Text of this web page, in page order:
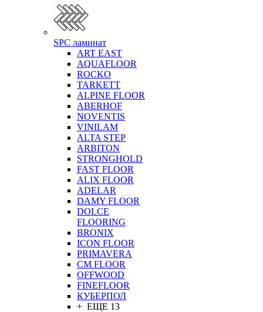
SPC ламинат
ART EAST
AQUAFLOOR
ROCKO
TARKETT
ALPINE FLOOR
ABERHOF
NOVENTIS
VINILAM
ALTA STEP
ARBITON
STRONGHOLD
FAST FLOOR
ALIX FLOOR
ADELAR
DAMY FLOOR
DOLCE
FLOORING
BRONIX
ICON FLOOR
PRIMAVERA
CM FLOOR
OFFWOOD
FINEFLOOR
КУБЕРПОЛ
+ ЕЩЕ 13